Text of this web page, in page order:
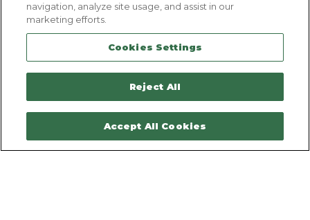
Politique de confidentialité
Mentions légales
Plan du site
Contactez-nous
navigation, analyze site usage, and assist in our
marketing efforts.
Cookies Settings
Reject All
Accept All Cookies